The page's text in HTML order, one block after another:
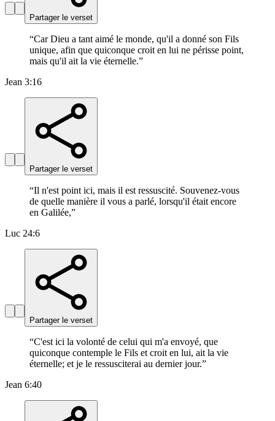
Partager le verset
“Car Dieu a tant aimé le monde, qu'il a donné son Fils
unique, afin que quiconque croit en lui ne périsse point,
mais qu'il ait la vie éternelle.”
Jean 3:16
Partager le verset
“Il n'est point ici, mais il est ressuscité. Souvenez-vous
de quelle manière il vous a parlé, lorsqu'il était encore
en Galilée,”
Luc 24:6
Partager le verset
“C'est ici la volonté de celui qui m'a envoyé, que
quiconque contemple le Fils et croit en lui, ait la vie
éternelle; et je le ressusciterai au dernier jour.”
Jean 6:40